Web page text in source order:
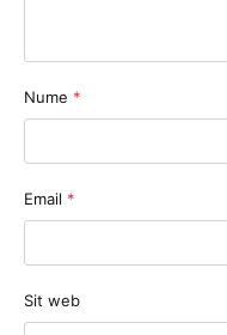
Nume *
Email *
Sit web